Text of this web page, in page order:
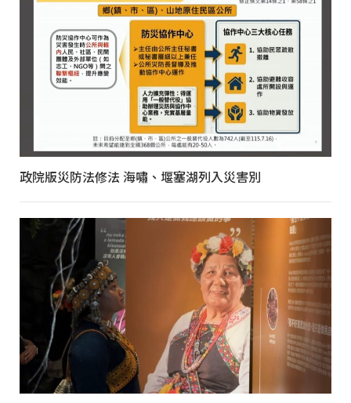
政院版災防法修法 海嘯、堰塞湖列入災害別